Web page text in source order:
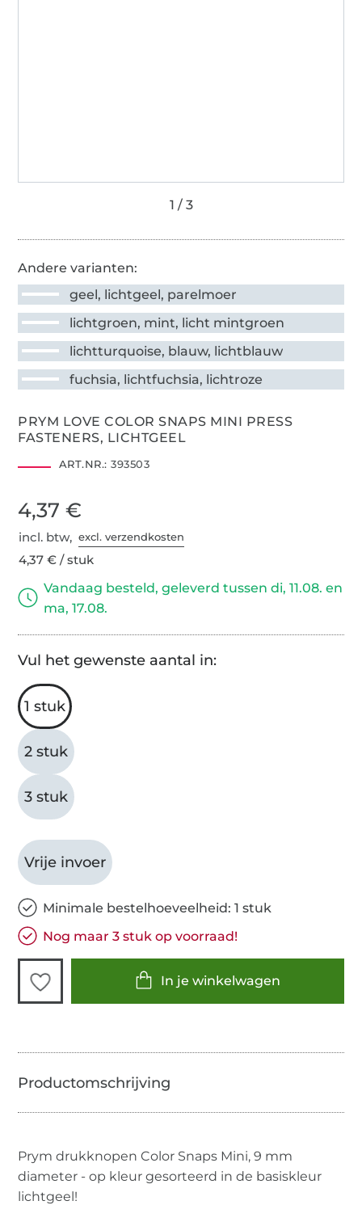
Andere varianten:
geel, lichtgeel, parelmoer
lichtgroen, mint, licht mintgroen
lichtturquoise, blauw, lichtblauw
fuchsia, lichtfuchsia, lichtroze
PRYM LOVE COLOR SNAPS MINI PRESS
FASTENERS, LICHTGEEL
ART.NR.: 393503
4,37 €
incl. btw,excl. verzendkosten
4,37 € / stuk
Vandaag besteld, geleverd tussen di, 11.08. en
ma, 17.08.
Vul het gewenste aantal in:
1 stuk
2 stuk
3 stuk
Vrije invoer
Minimale bestelhoeveelheid: 1 stuk
Nog maar 3 stuk op voorraad!
In je winkelwagen
Prym drukknopen Color Snaps Mini, 9 mm
diameter - op kleur gesorteerd in de basiskleur
lichtgeel!